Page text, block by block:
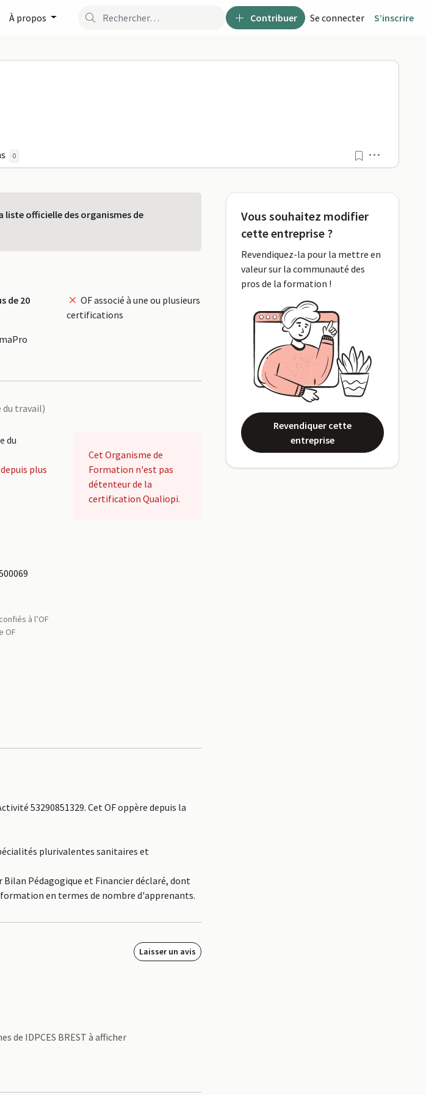
Contribuer Se connecter S’inscrire
À propos
0
liste officielle des organismes de
de 20
OF associé à une ou plusieurs
certifications
du travail)
du
plus
à l’OF
OF
Cet Organisme de
Formation n'est pas
détenteur de la
certification Qualiopi.
53290851329. Cet OF oppère depuis la
plurivalentes sanitaires et
Bilan Pédagogique et Financier déclaré, dont
formation en termes de nombre d'apprenants.
Laisser un avis
de IDPCES BREST à afficher
Vous souhaitez modifier
cette entreprise ?
Revendiquez-la pour la mettre en
valeur sur la communauté des
pros de la formation !
Revendiquer cette
entreprise